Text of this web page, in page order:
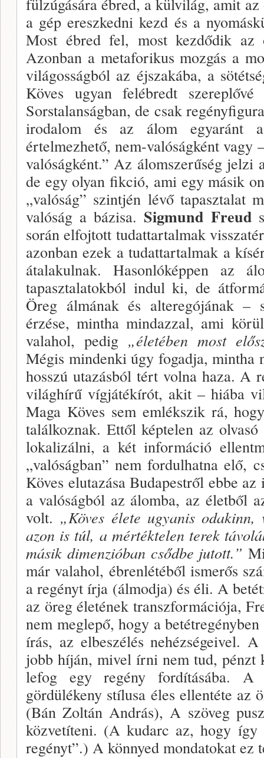
a gép ereszkedni kezd és a
Most éb­red fel, most kezdődik az
Azonban a metaforikus mozgás a
világosságból az éjszakába, a
Köves ugyan felébredt
Sorstalanságban, de csak
irodalom és az álom egyaránt a
értelmezhe­tő, nem-valóságként vagy
valóságként.” Az álomszerűség
de egy olyan fikció, ami egy másik
„valóság” szintjén lévő tapasztalat
valóság a bá­zisa. Sigmund Freud
során elfojtott tudattartal­mak
azonban ezek a tudattartalmak a
átala­kulnak. Hasonlóképpen az
tapasztalatokból indul ki, de
Öreg álmának és alteregójának –
érzése, mintha mindazzal, ami
valahol, pedig „életében most
Mégis mindenki úgy fogadja, mintha
hosszú utazásból tért volna haza. A
világhírű vígjátékí­rót, akit – hiába
Maga Köves sem emlékszik rá,
talál­koznak. Ettől képtelen az
lokalizálni, a két információ
„valóságban” nem fordulhat­na elő,
Kö­ves elutazása Budapestről ebbe
a valóság­ból az álomba, az életből
volt. „Köves élete ugyanis
azon is túl, a mértéktelen terek tá­
másik dimenzióban csődbe jutott.”
már valahol, éb­renlétéből ismerős
a regényt írja (álmodja) és éli. A
az öreg életének transzformációja,
nem meglepő, hogy a
írás, az elbe­szélés nehézségeivel.
jobb híján, mivel írni nem tud, pénzt
lefog egy regény fordításába. A
gördülékeny stílusa éles ellentéte az
(Bán Zoltán András), A szöveg
közvetíteni. (A ku­darc az, hogy
regényt”.) A könnyed mondatokat ez